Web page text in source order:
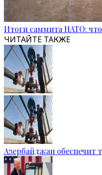
Итоги саммита НАТО:
ЧИТАЙТЕ ТАКЖЕ
Азербайджан обеспечит